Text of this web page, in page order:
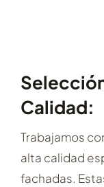
Calidad:
Trabajamos
alta calidad
fachadas.